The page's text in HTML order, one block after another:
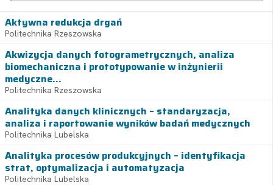
Aktywna redukcja drgań
Politechnika Rzeszowska
Akwizycja danych fotogrametrycznych, analiza
biomechaniczna i prototypowanie w inżynierii
medyczne...
Politechnika Rzeszowska
Analityka danych klinicznych – standaryzacja,
analiza i raportowanie wyników badań medycznych
Politechnika Lubelska
Analityka procesów produkcyjnych – identyfikacja
strat, optymalizacja i automatyzacja
Politechnika Lubelska